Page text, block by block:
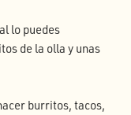
lo puedes
de la olla y unas
burritos, tacos,